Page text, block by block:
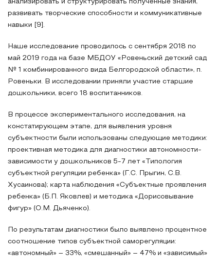
анализировать и структурировать полученные знания,
развивать творческие способности и коммуникативные
навыки [9].
Наше исследование проводилось с сентября 2018 по
май 2019 года на базе МБДОУ «Ровеньский детский сад
№ 1 комбинированного вида Белгородской области», п.
Ровеньки. В исследовании приняли участие старшие
дошкольники, всего 18 воспитанников.
В процессе экспериментального исследования, на
констатирующем этапе, для выявления уровня
субъектности были использованы следующие методики:
проективная методика для диагностики автономности-
зависимости у дошкольников 5-7 лет «Типология
субъектной регуляции ребенка» (Г.С. Прыгин, С.В.
Хусаинова); карта наблюдения «Субъектные проявления
ребенка» (Б.П. Яковлев) и методика «Дорисовывание
фигур» (О.М. Дьяченко).
По результатам диагностики было выявлено процентное
соотношение типов субъектной саморегуляции:
«автономный» – 33%, «смешанный» – 47% и «зависимый»